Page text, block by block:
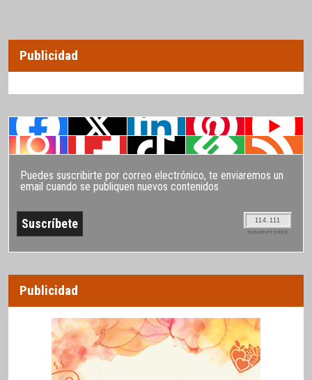
Publicidad
Puedes suscribirte por correo electrónico, te enviaremos un
email cuando se publiquen nuevos contenidos
114.111
SUSCRIPTORES
Publicidad